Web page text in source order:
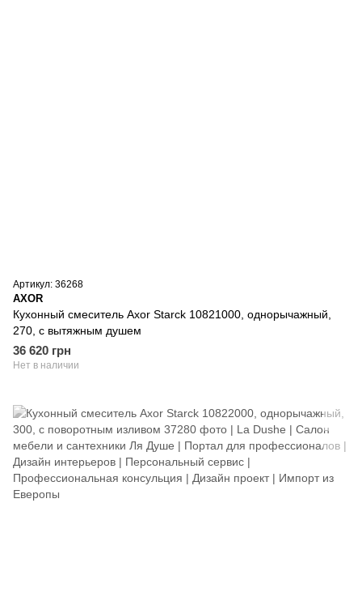
Артикул: 36268
AXOR
Кухонный смеситель Axor Starck 10821000, однорычажный,
270, с вытяжным душем
36 620 грн
Нет в наличии